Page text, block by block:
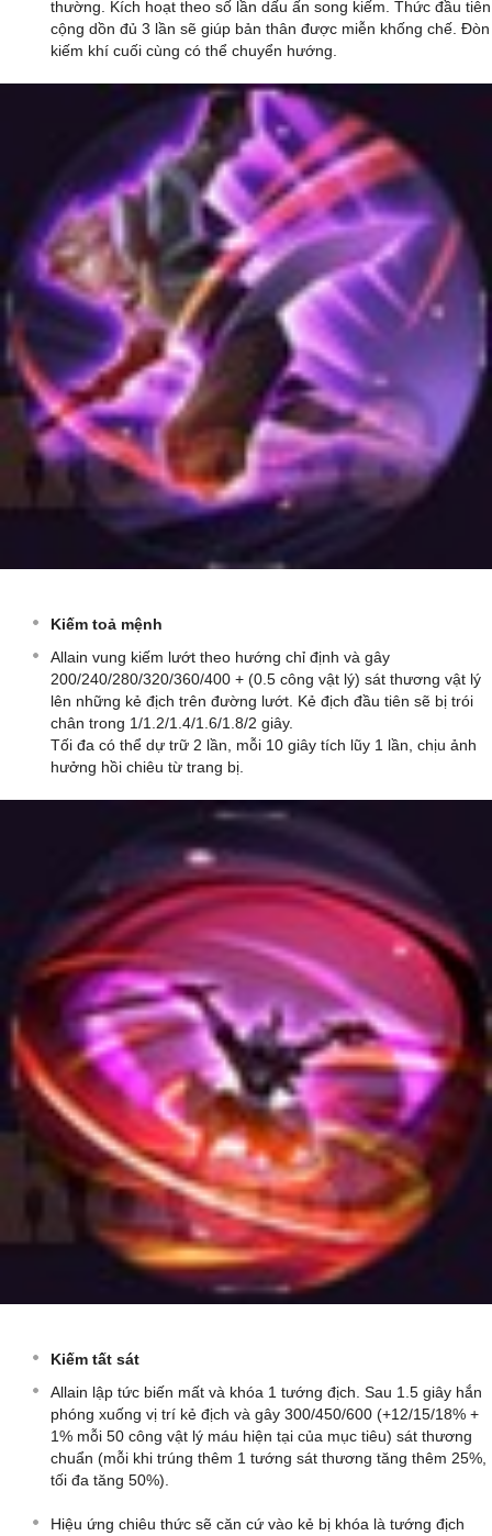
thường. Kích hoạt theo số lần dấu ấn song kiếm. Thức đầu tiên
cộng dồn đủ 3 lần sẽ giúp bản thân được miễn khống chế. Đòn
kiếm khí cuối cùng có thể chuyển hướng.
Kiếm toả mệnh
Allain vung kiếm lướt theo hướng chỉ định và gây
200/240/280/320/360/400 + (0.5 công vật lý) sát thương vật lý
lên những kẻ địch trên đường lướt. Kẻ địch đầu tiên sẽ bị trói
chân trong 1/1.2/1.4/1.6/1.8/2 giây.
Tối đa có thể dự trữ 2 lần, mỗi 10 giây tích lũy 1 lần, chịu ảnh
hưởng hồi chiêu từ trang bị.
Kiếm tất sát
Allain lập tức biến mất và khóa 1 tướng địch. Sau 1.5 giây hắn
phóng xuống vị trí kẻ địch và gây 300/450/600 (+12/15/18% +
1% mỗi 50 công vật lý máu hiện tại của mục tiêu) sát thương
chuẩn (mỗi khi trúng thêm 1 tướng sát thương tăng thêm 25%,
tối đa tăng 50%).
Hiệu ứng chiêu thức sẽ căn cứ vào kẻ bị khóa là tướng địch